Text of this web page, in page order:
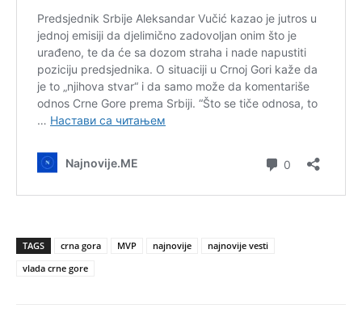
TAGS crna gora MVP najnovije
najnovije vesti
vlada crne gore